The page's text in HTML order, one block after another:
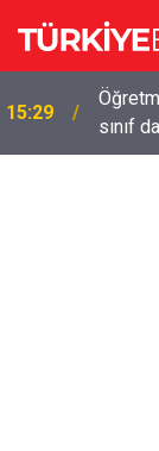
15:29
sınıf